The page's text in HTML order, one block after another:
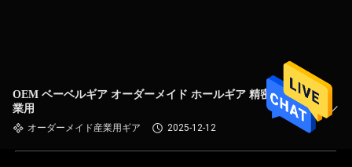
OEM ベーベルギア オーダーメイド ホールギア 精密磨き 工
業用
オーダーメイド産業用ギア 2025-12-12